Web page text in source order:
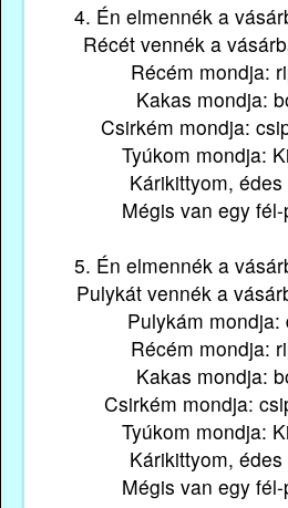
4. Én elmennék a
Récét vennék a
Récém mondja:
Kakas mondja:
Csirkém mondja:
Tyúkom mondja:
Kárikittyom,
Mégis van egy
5. Én elmennék a
Pulykát vennék a
Pulykám mondja:
Récém mondja:
Kakas mondja:
Csirkém mondja:
Tyúkom mondja:
Kárikittyom,
Mégis van egy